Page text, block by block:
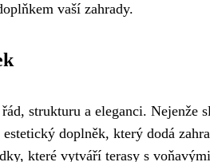
vaší zahrady.
strukturu a eleganci.
doplněk, který dodá
které vytváří terasy s